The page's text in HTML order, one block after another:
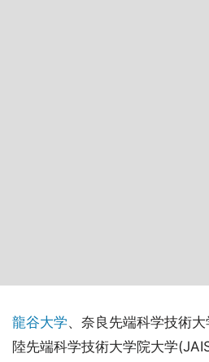
龍谷大学、奈良先端科学技術
陸先端科学技術大学院大学